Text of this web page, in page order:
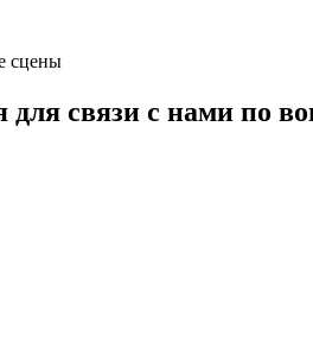
сцены
связи с нами по